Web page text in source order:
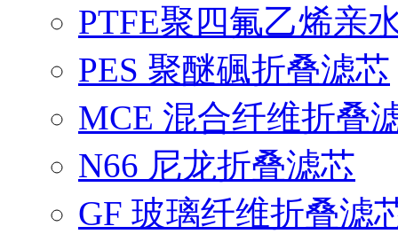
PTFE聚四氟乙烯亲
PES 聚醚碸折叠滤芯
MCE 混合纤维折叠
N66 尼龙折叠滤芯
GF 玻璃纤维折叠滤